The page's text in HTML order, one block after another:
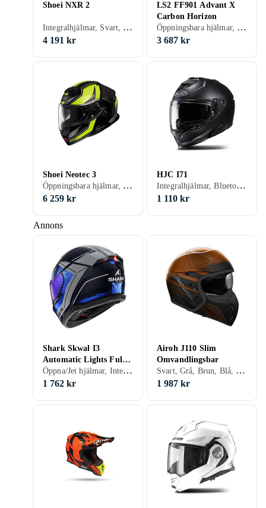
Annons
Shoei NXR 2
Integralhjälmar, Svart, Vit, Grå, Blå, Röd, Orange, Lila
4 191 kr
LS2 FF901 Advant X
Carbon Horizon
Öppningsbara hjälmar, Svart, Vit, Silver, Grå, Blå, Röd, Gul, Lila
3 687 kr
Shoei Neotec 3
Öppningsbara hjälmar, Integralhjälmar, Svart, Vit, Silver, Grå, Blå, Röd, Gul, Orange
6 259 kr
HJC I71
Integralhjälmar, Bluetooth, Svart, Vit, Grå, Turkos, Blå, Röd, Gul, Orange, Grön, Rosa, Lila
1 110 kr
Shark Skwal I3
Automatic Lights Full
Face
Öppna/Jet hjälmar, Integralhjälmar, Svart, Vit, Silver, Grå, Blå, Röd, Gul, Guld, Lila
1 762 kr
Airoh J110 Slim
Omvandlingsbar
Svart, Grå, Brun, Blå, Röd
1 987 kr